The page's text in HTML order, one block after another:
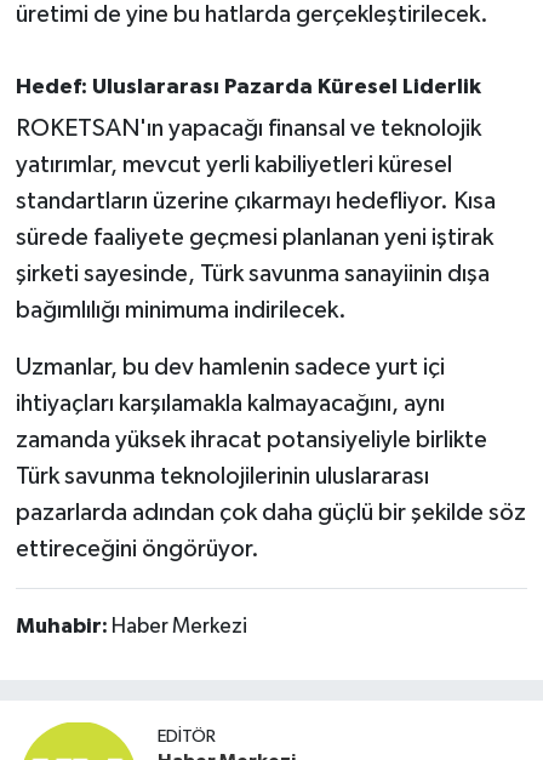
üretimi de yine bu hatlarda gerçekleştirilecek.
Hedef: Uluslararası Pazarda Küresel Liderlik
ROKETSAN'ın yapacağı finansal ve teknolojik
yatırımlar, mevcut yerli kabiliyetleri küresel
standartların üzerine çıkarmayı hedefliyor. Kısa
sürede faaliyete geçmesi planlanan yeni iştirak
şirketi sayesinde, Türk savunma sanayiinin dışa
bağımlılığı minimuma indirilecek.
Uzmanlar, bu dev hamlenin sadece yurt içi
ihtiyaçları karşılamakla kalmayacağını, aynı
zamanda yüksek ihracat potansiyeliyle birlikte
Türk savunma teknolojilerinin uluslararası
pazarlarda adından çok daha güçlü bir şekilde söz
ettireceğini öngörüyor.
Muhabir: Haber Merkezi
EDITÖR